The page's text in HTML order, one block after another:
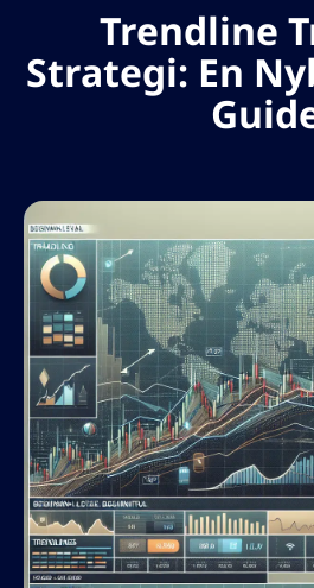
Trendline
Strategi: En